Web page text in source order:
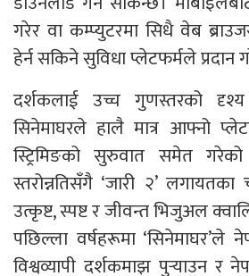
गरेर वा कम्प्युटरमा सिधै वेब
हेर्न सकिने सुविधा प्लेटफर्मले प्रदान
दर्शकलाई उच्च गुणस्तरको
सिनेमाघरले हालै मात्र आफ्नो
स्ट्रिमिङको सुरुवात समेत
स्तरोन्नतिसँगै ‘जारी २’
उत्कृष्ट, स्पष्ट र जीवन्त भिजुअल
पछिल्ला वर्षहरूमा ‘सिनेमाघर’ले
विश्वव्यापी दर्शकमाझ पुर्‍याउन र